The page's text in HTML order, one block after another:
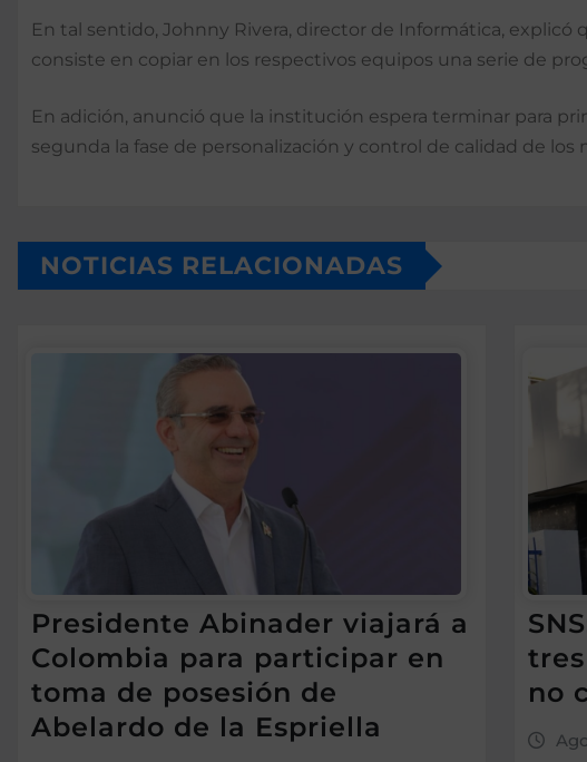
En tal sentido, Johnny Rivera, director de Informática,
consiste en copiar en los respectivos equipos una serie de
En adición, anunció que la institución espera terminar para
segunda la fase de personalización y control de calidad de
NOTICIAS RELACIONADAS
Presidente Abinader viajará a
Colombia para participar en
toma de posesión de
Abelardo de la Espriella
no